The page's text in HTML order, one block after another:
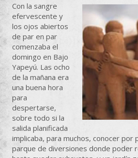
Con la sangre
efervescente y
los ojos abiertos
de par en par
comenzaba el
domingo en Bajo
Yapeyú. Las ocho
de la mañana era
una buena hora
para
despertarse,
sobre todo si la
salida planificada
implicaba, para muchos, conocer por
parque de diversiones donde poder